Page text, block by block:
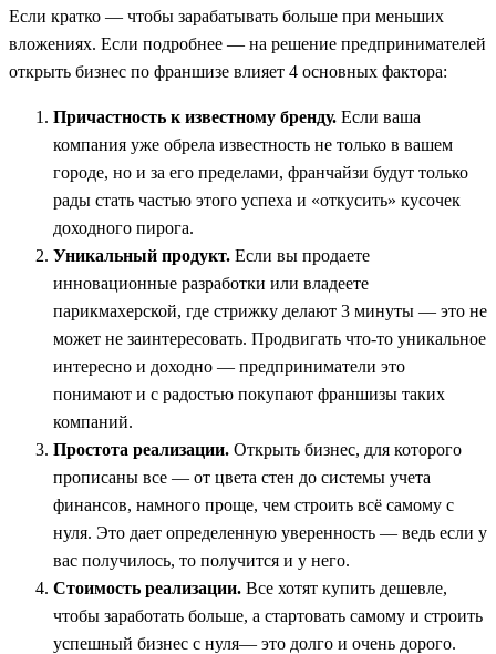
Если кратко — чтобы зарабатывать больше при меньших
вложениях. Если подробнее — на решение предпринимателей
открыть бизнес по франшизе влияет 4 основных фактора:
Причастность к известному бренду. Если ваша
компания уже обрела известность не только в вашем
городе, но и за его пределами, франчайзи будут только
рады стать частью этого успеха и «откусить» кусочек
доходного пирога.
Уникальный продукт. Если вы продаете
инновационные разработки или владеете
парикмахерской, где стрижку делают 3 минуты — это не
может не заинтересовать. Продвигать что-то уникальное
интересно и доходно — предприниматели это
понимают и с радостью покупают франшизы таких
компаний.
Простота реализации. Открыть бизнес, для которого
прописаны все — от цвета стен до системы учета
финансов, намного проще, чем строить всё самому с
нуля. Это дает определенную уверенность — ведь если у
вас получилось, то получится и у него.
Стоимость реализации. Все хотят купить дешевле,
чтобы заработать больше, а стартовать самому и строить
успешный бизнес с нуля— это долго и очень дорого.